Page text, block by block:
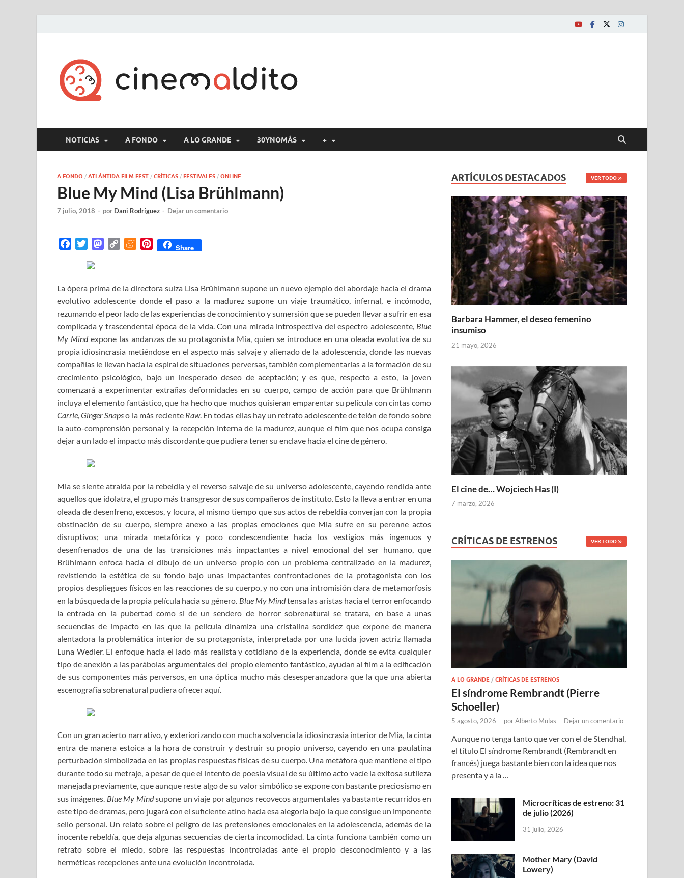
NOTICIAS A FONDO A LO GRANDE 30YNOMÁS +
A FONDO / ATLÁNTIDA FILM FEST / CRÍTICAS / FESTIVALES / ONLINE
Blue My Mind (Lisa Brühlmann)
7 julio, 2018 - por Dani Rodríguez - Dejar un comentario
b
o
o
k
i
t
e
r
M
o
d
o
n
L
i
n
k
M
a
m
e
P
e
r
e
s
t
Share
La ópera prima de la directora suiza Lisa Brühlmann supone un nuevo ejemplo del abordaje hacia el drama
evolutivo adolescente donde el paso a la madurez supone un viaje traumático, infernal, e incómodo,
rezumando el peor lado de las experiencias de conocimiento y sumersión que se pueden llevar a sufrir en esa
complicada y trascendental época de la vida. Con una mirada introspectiva del espectro adolescente, Blue
My Mindexpone las andanzas de su protagonista Mia, quien se introduce en una oleada evolutiva de su
propia idiosincrasia metiéndose en el aspecto más salvaje y alienado de la adolescencia, donde las nuevas
compañías le llevan hacia la espiral de situaciones perversas, también complementarias a la formación de su
crecimiento psicológico, bajo un inesperado deseo de aceptación; y es que, respecto a esto, la joven
comenzará a experimentar extrañas deformidades en su cuerpo, campo de acción para que Brühlmann
incluya el elemento fantástico, que ha hecho que muchos quisieran emparentar su película con cintas como
Carrie,Ginger Snapso la más reciente Raw. En todas ellas hay un retrato adolescente de telón de fondo sobre
la auto-comprensión personal y la recepción interna de la madurez, aunque el film que nos ocupa consiga
dejar a un lado el impacto más discordante que pudiera tener su enclave hacia el cine de género.
Mia se siente atraída por la rebeldía y el reverso salvaje de su universo adolescente, cayendo rendida ante
aquellos que idolatra, el grupo más transgresor de sus compañeros de instituto. Esto la lleva a entrar en una
oleada de desenfreno, excesos, y locura, al mismo tiempo que sus actos de rebeldía converjan con la propia
obstinación de su cuerpo, siempre anexo a las propias emociones que Mia sufre en su perenne actos
disruptivos; una mirada metafórica y poco condescendiente hacia los vestigios más ingenuos y
desenfrenados de una de las transiciones más impactantes a nivel emocional del ser humano, que
Brühlmann enfoca hacia el dibujo de un universo propio con un problema centralizado en la madurez,
revistiendo la estética de su fondo bajo unas impactantes confrontaciones de la protagonista con los
propios despliegues físicos en las reacciones de su cuerpo, y no con una intromisión clara de metamorfosis
en la búsqueda de la propia película hacia su género. Blue My Mindtensa las aristas hacia el terror enfocando
la entrada en la pubertad como si de un sendero de horror sobrenatural se tratara, en base a unas
secuencias de impacto en las que la película dinamiza una cristalina sordidez que expone de manera
alentadora la problemática interior de su protagonista, interpretada por una lucida joven actriz llamada
Luna Wedler. El enfoque hacia el lado más realista y cotidiano de la experiencia, donde se evita cualquier
tipo de anexión a las parábolas argumentales del propio elemento fantástico, ayudan al film a la edificación
de sus componentes más perversos, en una óptica mucho más desesperanzadora que la que una abierta
escenografía sobrenatural pudiera ofrecer aquí.
Con un gran acierto narrativo, y exteriorizando con mucha solvencia la idiosincrasia interior de Mia, la cinta
entra de manera estoica a la hora de construir y destruir su propio universo, cayendo en una paulatina
perturbación simbolizada en las propias respuestas físicas de su cuerpo. Una metáfora que mantiene el tipo
durante todo su metraje, a pesar de que el intento de poesía visual de su último acto vacíe la exitosa sutileza
manejada previamente, que aunque reste algo de su valor simbólico se expone con bastante preciosismo en
sus imágenes. Blue My Mindsupone un viaje por algunos recovecos argumentales ya bastante recurridos en
este tipo de dramas, pero jugará con el suficiente atino hacia esa alegoría bajo la que consigue un imponente
sello personal. Un relato sobre el peligro de las pretensiones emocionales en la adolescencia, además de la
inocente rebeldía, que deja algunas secuencias de cierta incomodidad. La cinta funciona también como un
retrato sobre el miedo, sobre las respuestas incontroladas ante el propio desconocimiento y a las
herméticas recepciones ante una evolución incontrolada.
ARTÍCULOS DESTACADOS VER TODO
Barbara Hammer, el deseo femenino
insumiso
21 mayo, 2026
El cine de… Wojciech Has (I)
7 marzo, 2026
CRÍTICAS DE ESTRENOS VER TODO
A LO GRANDE /CRÍTICAS DE ESTRENOS
El síndrome Rembrandt (Pierre
Schoeller)
5 agosto, 2026 - porAlberto Mulas - Dejar un comentario
Aunque no tenga tanto que ver con el de Stendhal,
el título El síndrome Rembrandt (Rembrandt en
francés) juega bastante bien con la idea que nos
presenta y a la …
Microcríticas de estreno: 31
de julio (2026)
31 julio, 2026
Mother Mary (David
Lowery)